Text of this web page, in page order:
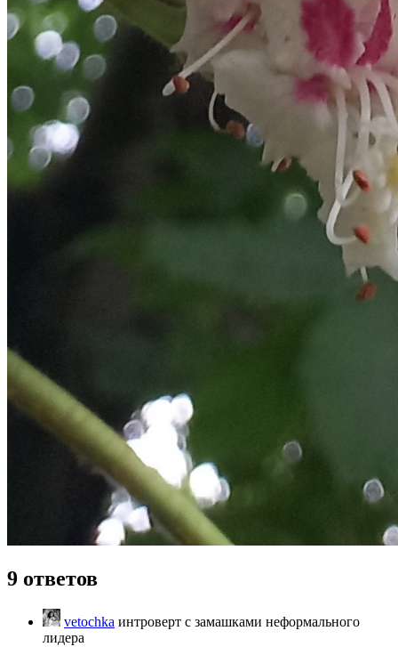
9 ответов
vetochka интроверт с замашками неформального
лидера